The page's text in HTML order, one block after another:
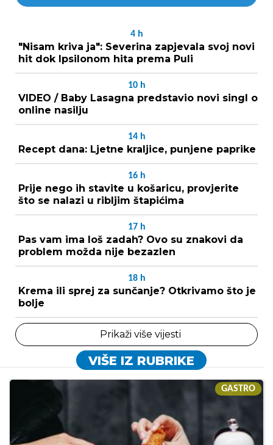
4 h
"Nisam kriva ja": Severina zapjevala svoj novi
hit dok Ipsilonom hita prema Puli
10 h
VIDEO / Baby Lasagna predstavio novi singl o
online nasilju
14 h
Recept dana: Ljetne kraljice, punjene paprike
16 h
Prije nego ih stavite u košaricu, provjerite
što se nalazi u ribljim štapićima
17 h
Pas vam ima loš zadah? Ovo su znakovi da
problem možda nije bezazlen
18 h
Krema ili sprej za sunčanje? Otkrivamo što je
bolje
Prikaži više vijesti
VIŠE IZ RUBRIKE
GASTRO